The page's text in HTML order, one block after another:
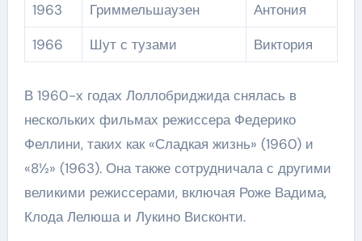
1963
Гриммельшаузен
Антония
1966
Шут с тузами Виктория
В 1960-х годах Лоллобриджида снялась в
нескольких фильмах режиссера Федерико
Феллини, таких как «Сладкая жизнь» (1960) и
«8½» (1963). Она также сотрудничала с другими
великими режиссерами, включая Роже Вадима,
Клода Лелюша и Лукино Висконти.